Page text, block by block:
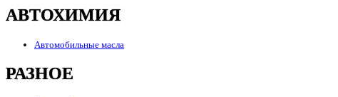
АВТОХИМИЯ
Автомобильные масла
РАЗНОЕ